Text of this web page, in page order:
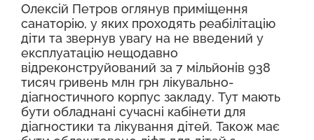
Олексій Петров оглянув приміщення
санаторію, у яких проходять реабілітацію
діти та звернув увагу на не введений у
експлуатацію нещодавно
відреконструйований за 7 мільйонів 938
тисяч гривень млн грн лікувально-
діагностичного корпус закладу. Тут мають
бути обладнані сучасні кабінети для
діагностики та лікування дітей. Також має